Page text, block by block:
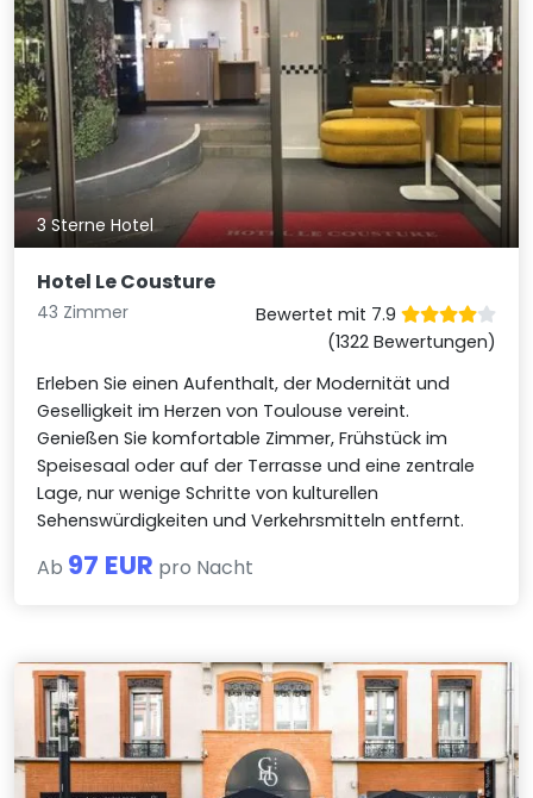
3 Sterne Hotel
Hotel Le Cousture
43 Zimmer
Bewertet mit 7.9
(1322 Bewertungen)
Erleben Sie einen Aufenthalt, der Modernität und
Geselligkeit im Herzen von Toulouse vereint.
Genießen Sie komfortable Zimmer, Frühstück im
Speisesaal oder auf der Terrasse und eine zentrale
Lage, nur wenige Schritte von kulturellen
Sehenswürdigkeiten und Verkehrsmitteln entfernt.
Ab 97 EUR pro Nacht